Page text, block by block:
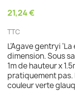
21,24 €
TTC
L'Agave gentryi
dimension. Sous
1m de hauteur x
pratiquement
couleur verte